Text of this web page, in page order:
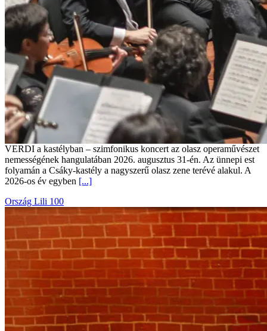
VERDI a kastélyban – szimfonikus koncert az olasz operaművészet
nemességének hangulatában 2026. augusztus 31-én. Az ünnepi est
folyamán a Csáky-kastély a nagyszerű olasz zene terévé alakul. A
2026-os év egyben [...]
Ország Lili 100